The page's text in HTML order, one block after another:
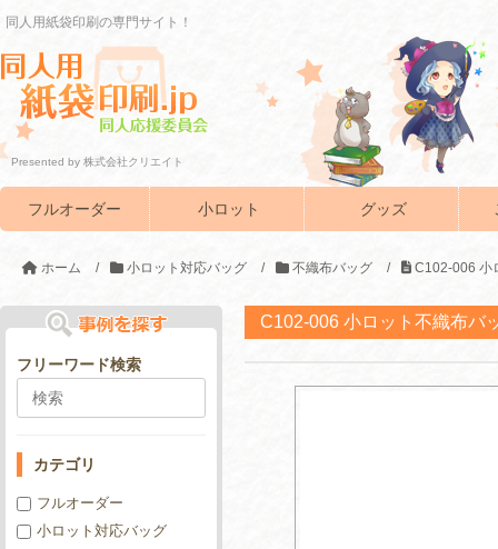
同人用紙袋印刷の専門サイト！
Presented by 株式会社クリエイト
フルオーダー 小ロット グッズ
ホーム / 小ロット対応バッグ / 不織布バッグ / C102-006 小
C102-006 小ロット不織布バ
フリーワード検索
カテゴリ
フルオーダー
小ロット対応バッグ